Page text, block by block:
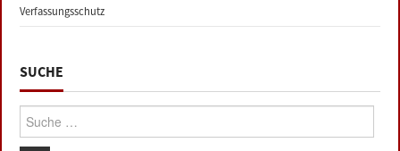
Verfassungsschutz
SUCHE
Suche: